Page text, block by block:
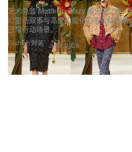
Fashion 时装
艺术总监 Matthieu Blazy 推出第二季
幻童话叙事与高度机能化的服装结构
日常行动场景。
Jul 8, 2026